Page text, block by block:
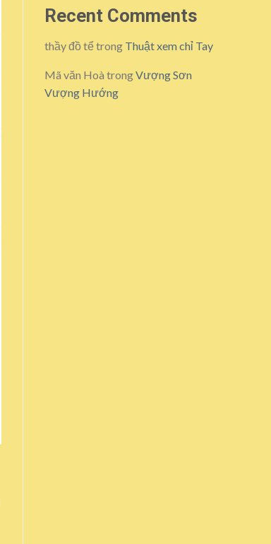
Recent Comments
thầy đồ tể trong Thuật xem chỉ Tay
Mã văn Hoà trongVượng Sơn
Vượng Hướng